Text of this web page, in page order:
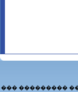
��� ���������